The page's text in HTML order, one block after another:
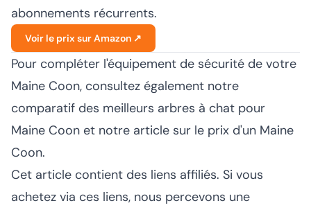
abonnements récurrents.
Voir le prix sur Amazon ↗
Pour compléter l'équipement de sécurité de votre
Maine Coon, consultez également notre
comparatif des meilleurs arbres à chat pour
Maine Coon et notre article sur le prix d'un Maine
Coon.
Cet article contient des liens affiliés. Si vous
achetez via ces liens, nous percevons une